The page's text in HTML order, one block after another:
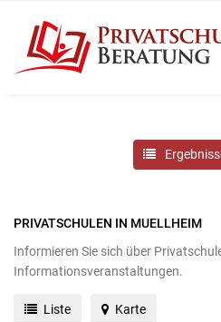
PRIVATSCHULEN IN MUELLHEIM
Informieren Sie sich über
Informationsveranstaltungen.
Liste Karte